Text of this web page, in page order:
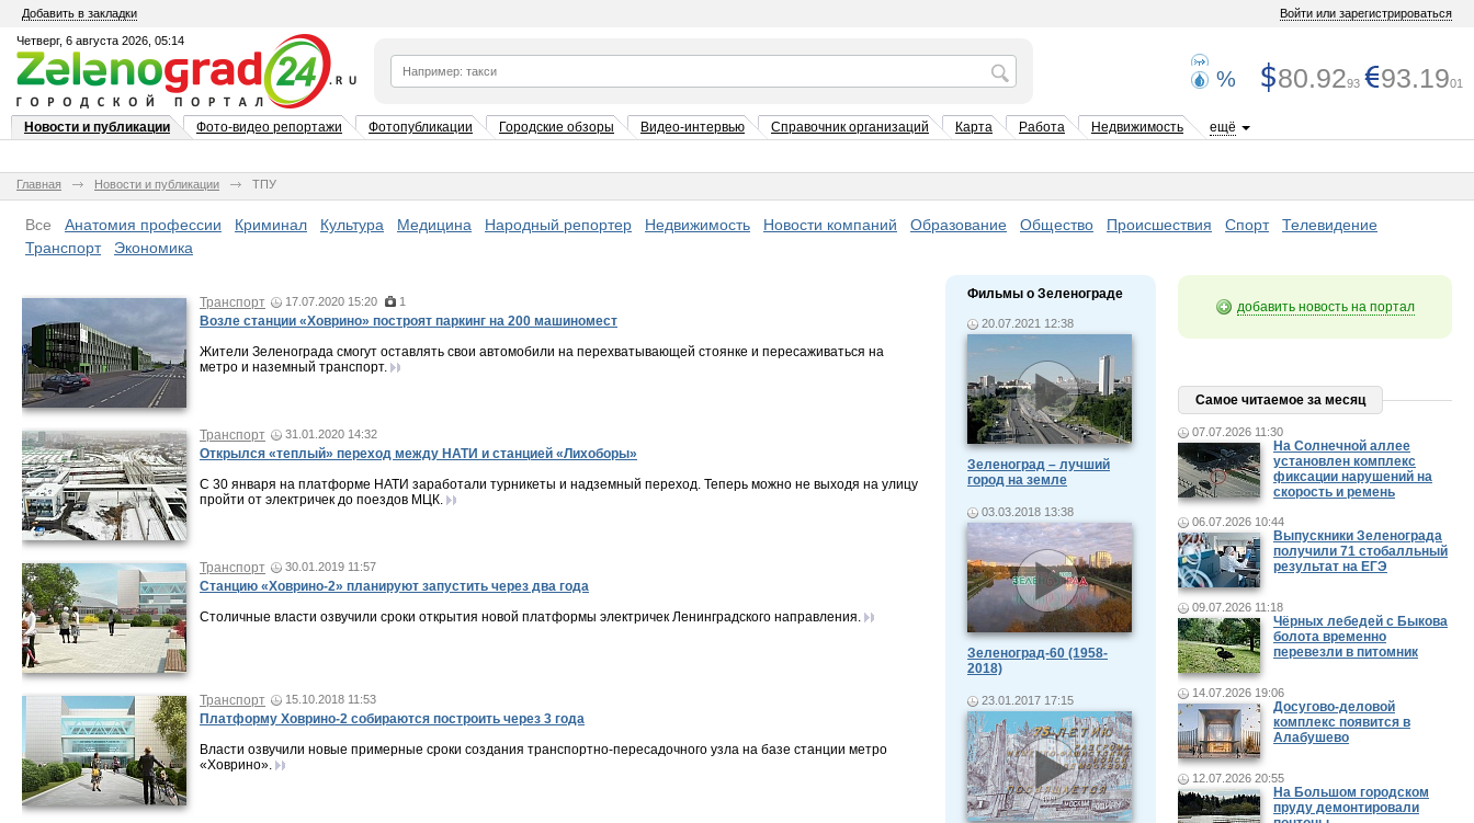
Добавить в закладки Войти или зарегистрироваться
Четверг, 6 августа 2026, 05:14
% 80.9293 93.1901
Новости и публикации Фото-видео репортажи Фотопубликации Городские обзоры Видео-интервью Справочник организаций Карта Работа Недвижимость ещё
Главная Новости и публикации ТПУ
Все Анатомия профессии Криминал Культура Медицина Народный репортер Недвижимость Новости компаний Образование Общество Происшествия Спорт
Телевидение
Транспорт
Экономика
Транспорт 17.07.2020 15:20 1
Возле станции «Ховрино» построят паркинг на 200 машиномест
Жители Зеленограда смогут оставлять свои автомобили на перехватывающей стоянке и пересаживаться на
метро и наземный транспорт.
Транспорт 31.01.2020 14:32
Открылся «теплый» переход между НАТИ и станцией «Лихоборы»
С 30 января на платформе НАТИ заработали турникеты и надземный переход. Теперь можно не выходя на улицу
пройти от электричек до поездов МЦК.
Транспорт 30.01.2019 11:57
Станцию «Ховрино-2» планируют запустить через два года
Столичные власти озвучили сроки открытия новой платформы электричек Ленинградского направления.
Транспорт 15.10.2018 11:53
Платформу Ховрино-2 собираются построить через 3 года
Власти озвучили новые примерные сроки создания транспортно-пересадочного узла на базе станции метро
«Ховрино».
Фильмы о Зеленограде
20.07.2021 12:38
Зеленоград – лучший
город на земле
03.03.2018 13:38
Зеленоград-60 (1958-
2018)
23.01.2017 17:15
добавить новость на портал
Самое читаемое за месяц
07.07.2026 11:30
На Солнечной аллее
установлен комплекс
фиксации нарушений на
скорость и ремень
06.07.2026 10:44
Выпускники Зеленограда
получили 71 стобалльный
результат на ЕГЭ
09.07.2026 11:18
Чёрных лебедей с Быкова
болота временно
перевезли в питомник
14.07.2026 19:06
Досугово-деловой
комплекс появится в
Алабушево
12.07.2026 20:55
На Большом городском
пруду демонтировали